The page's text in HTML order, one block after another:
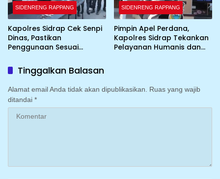
SIDENRENG RAPPANG
Kapolres Sidrap Cek Senpi
Dinas, Pastikan
Penggunaan Sesuai
SIDENRENG RAPPANG
Pimpin Apel Perdana,
Kapolres Sidrap Tekankan
Pelayanan Humanis dan
Tinggalkan Balasan
Alamat email Anda tidak akan dipublikasikan.
Ruas yang wajib
ditandai *